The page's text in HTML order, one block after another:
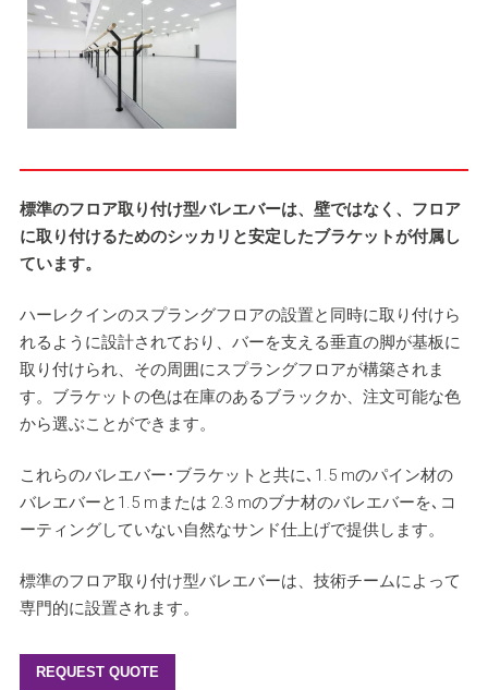
標準のフロア取り付け型バレエバーは、壁ではなく、フロア
に取り付けるためのシッカリと安定したブラケットが付属し
ています。
ハーレクインのスプラングフロアの設置と同時に取り付けら
れるように設計されており、バーを支える垂直の脚が基板に
取り付けられ、その周囲にスプラングフロアが構築されま
す。ブラケットの色は在庫のあるブラックか、注文可能な色
から選ぶことができます。
これらのバレエバー･ブラケットと共に､1.5 mのパイン材の
バレエバーと1.5 mまたは 2.3 mのブナ材のバレエバーを､コ
ーティングしていない自然なサンド仕上げで提供します。
標準のフロア取り付け型バレエバーは、技術チームによって
専門的に設置されます。
REQUEST QUOTE